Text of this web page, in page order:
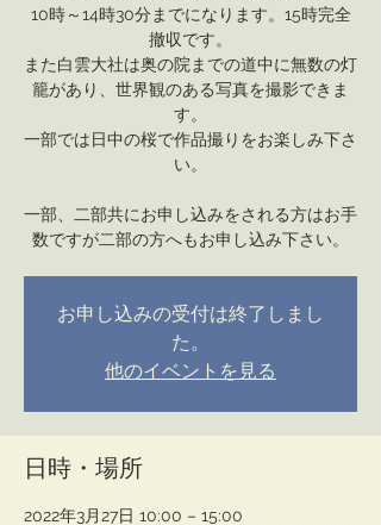
10時～14時30分までになります。15時完全
撤収です。
また白雲大社は奥の院までの道中に無数の灯
籠があり、世界観のある写真を撮影できま
す。
一部では日中の桜で作品撮りをお楽しみ下さ
い。
一部、二部共にお申し込みをされる方はお手
数ですが二部の方へもお申し込み下さい。
お申し込みの受付は終了しまし
た。
他のイベントを見る
日時・場所
2022年3月27日 10:00 – 15:00